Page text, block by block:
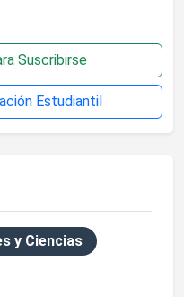
Suscribirse
Estudiantil
y Ciencias